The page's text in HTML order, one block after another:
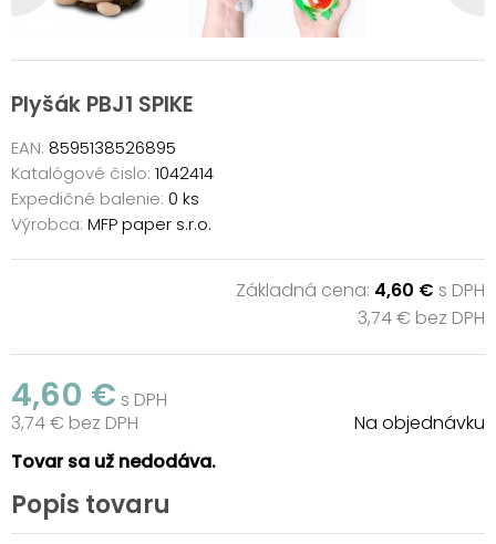
Plyšák PBJ1 SPIKE
EAN: 8595138526895
Katalógové čislo: 1042414
Expedičné balenie: 0 ks
Výrobca: MFP paper s.r.o.
Základná cena: 4,60 € s DPH
3,74 € bez DPH
4,60 € s DPH
3,74 € bez DPH
Na objednávku
Tovar sa už nedodáva.
Popis tovaru